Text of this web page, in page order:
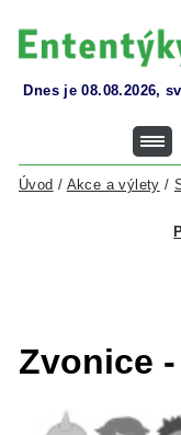
Dnes je 08.08.2026,
Úvod / Akce a výlety /
Zvonice